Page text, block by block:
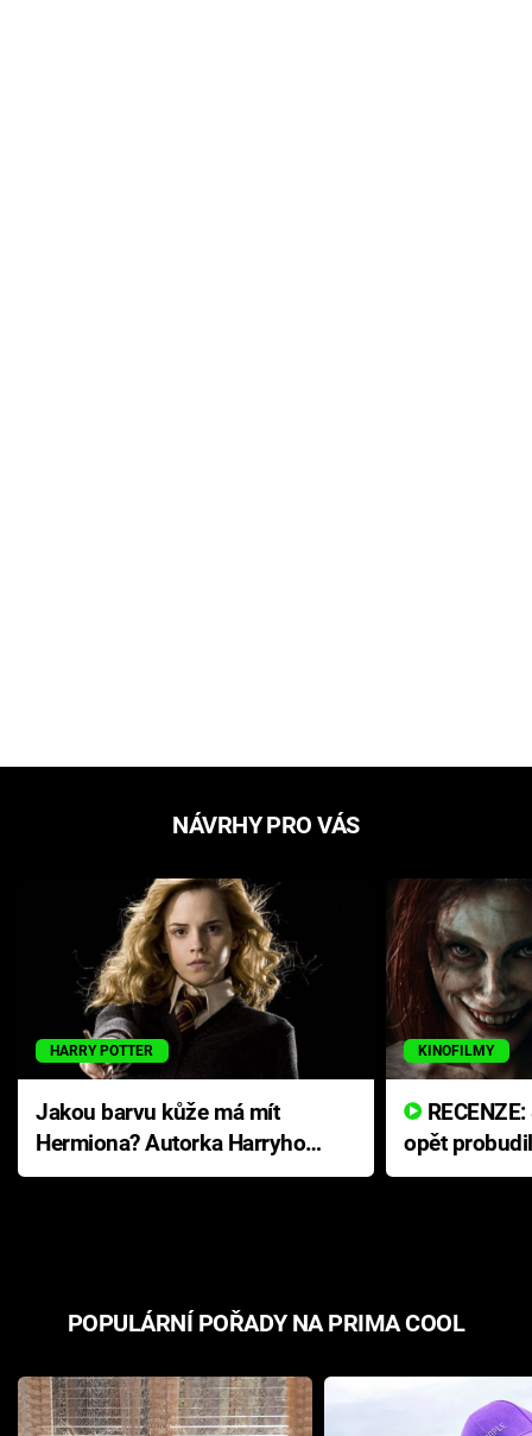
NÁVRHY PRO VÁS
HARRY POTTER
Jakou barvu kůže má mít
Hermiona? Autorka Harryho
Pottera přišla s ráznou
KINOFILMY
opět
přichází s
POPULÁRNÍ POŘADY NA PRIMA COOL